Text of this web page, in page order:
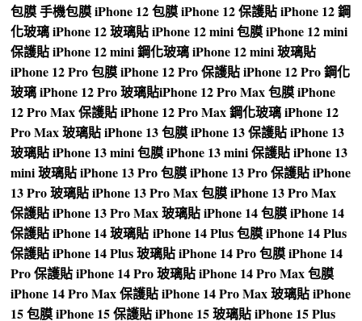
包膜手機包膜iPhone 12 包膜iPhone 12 保護貼iPhone 12 鋼
化玻璃iPhone 12 玻璃貼iPhone 12 mini 包膜iPhone 12 mini
保護貼iPhone 12 mini 鋼化玻璃iPhone 12 mini 玻璃貼
iPhone 12 Pro 包膜iPhone 12 Pro 保護貼iPhone 12 Pro 鋼化
玻璃iPhone 12 Pro 玻璃貼iPhone 12 Pro Max 包膜iPhone
12 Pro Max 保護貼iPhone 12 Pro Max 鋼化玻璃iPhone 12
Pro Max 玻璃貼iPhone 13 包膜iPhone 13 保護貼iPhone 13
玻璃貼iPhone 13 mini 包膜iPhone 13 mini 保護貼iPhone 13
mini 玻璃貼iPhone 13 Pro 包膜iPhone 13 Pro 保護貼iPhone
13 Pro 玻璃貼iPhone 13 Pro Max 包膜iPhone 13 Pro Max
保護貼iPhone 13 Pro Max 玻璃貼iPhone 14 包膜iPhone 14
保護貼iPhone 14 玻璃貼iPhone 14 Plus 包膜iPhone 14 Plus
保護貼iPhone 14 Plus 玻璃貼iPhone 14 Pro 包膜iPhone 14
Pro 保護貼iPhone 14 Pro 玻璃貼iPhone 14 Pro Max 包膜
iPhone 14 Pro Max 保護貼iPhone 14 Pro Max 玻璃貼iPhone
15 包膜iPhone 15 保護貼iPhone 15 玻璃貼iPhone 15 Plus